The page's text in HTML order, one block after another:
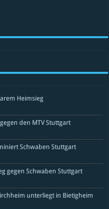
Heimsieg
den MTV Stuttgart
Schwaben Stuttgart
gegen Schwaben Stuttgart
unterliegt in Bietigheim